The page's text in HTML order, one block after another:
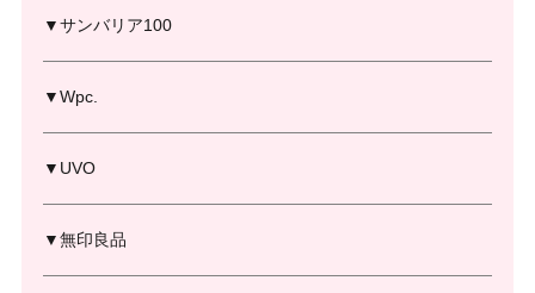
▼サンバリア100
▼Wpc.
▼UVO
▼無印良品